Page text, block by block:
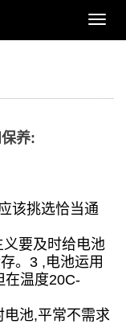
导
养:
该挑选恰当通
要及时给电池
。3 ,电池运用
在温度20C-
池,平常不需求